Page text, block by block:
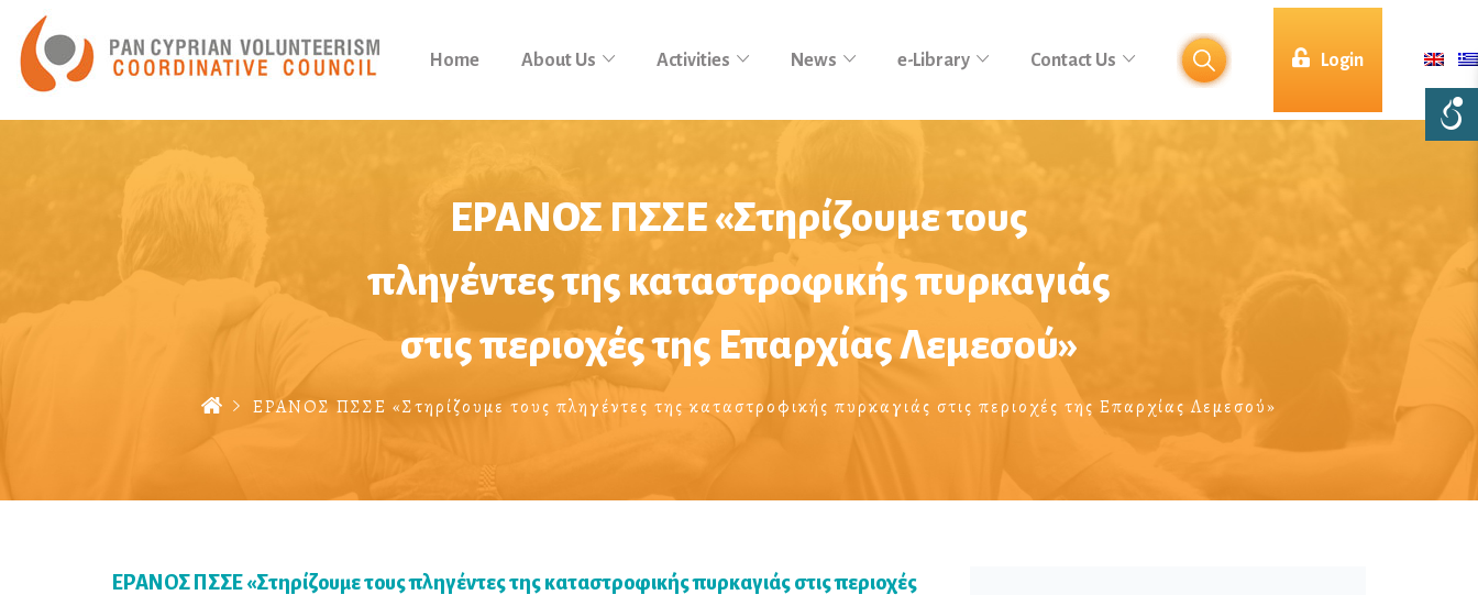
Home About Us Activities News e-Library Contact Us Login
ΕΡΑΝΟΣ ΠΣΣΕ «Στηρίζουμε τους
πληγέντες της καταστροφικής πυρκαγιάς
στις περιοχές της Επαρχίας Λεμεσού»
ΕΡΑΝΟΣ ΠΣΣΕ «Στηρίζουμε τους πληγέντες της καταστροφικής πυρκαγιάς στις περιοχές της Επαρχίας Λεμεσού»
ΕΡΑΝΟΣ ΠΣΣΕ «Στηρίζουμε τους πληγέντες της καταστροφικής πυρκαγιάς στις περιοχές